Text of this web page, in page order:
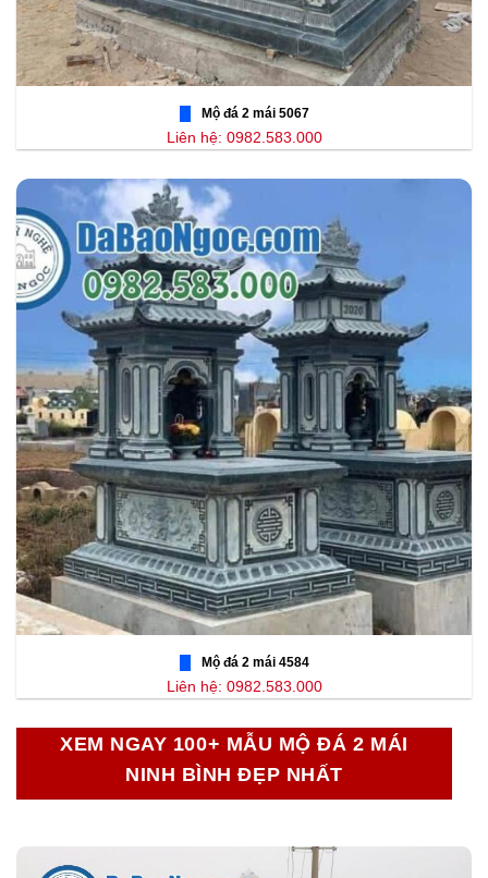
Mộ đá 2 mái 5067
Liên hệ: 0982.583.000
Mộ đá 2 mái 4584
Liên hệ: 0982.583.000
XEM NGAY 100+ MẪU MỘ ĐÁ 2 MÁI
NINH BÌNH ĐẸP NHẤT